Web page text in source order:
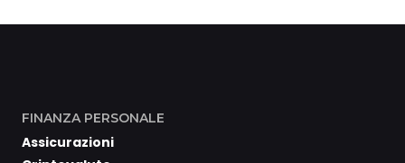
FINANZA PERSONALE
Assicurazioni